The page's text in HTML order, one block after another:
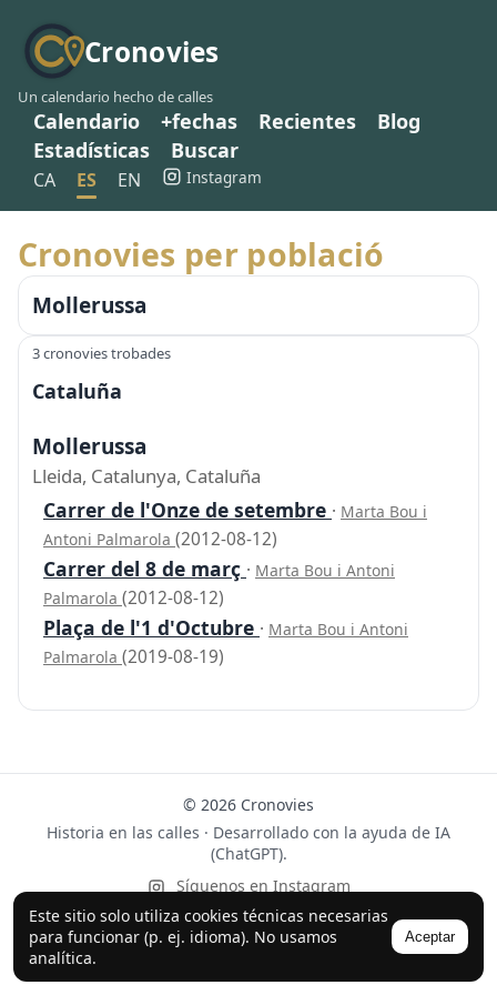
Cronovies
Un calendario hecho de calles
Calendario +fechas Recientes
Blog
Estadísticas
Buscar
CA ES EN Instagram
Este sitio solo utiliza cookies técnicas necesarias
para funcionar (p. ej. idioma). No usamos
analítica.
Aceptar
Cronovies per població
Mollerussa
3 cronovies trobades
Cataluña
Mollerussa
Lleida, Catalunya, Cataluña
Carrer de l'Onze de setembre · Marta Bou i
Antoni Palmarola (2012-08-12)
Carrer del 8 de març · Marta Bou i Antoni
Palmarola (2012-08-12)
Plaça de l'1 d'Octubre · Marta Bou i Antoni
Palmarola (2019-08-19)
© 2026 Cronovies
Historia en las calles · Desarrollado con la ayuda de IA
(ChatGPT).
Síguenos en Instagram